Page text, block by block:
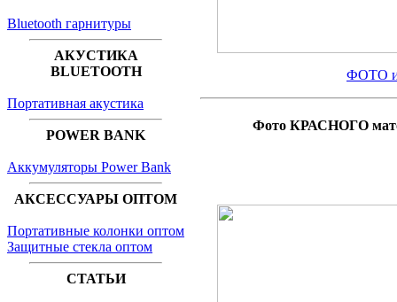
Bluetooth гарнитуры
АКУСТИКА
BLUETOOTH
Портативная акустика
POWER BANK
Аккумуляторы Power Bank
АКСЕССУАРЫ ОПТОМ
Портативные колонки оптом
Защитные стекла оптом
СТАТЬИ
ФОТО
Фото КРАСНОГО